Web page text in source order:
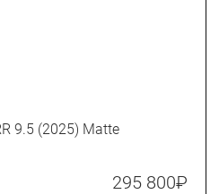
9.5 (2025) Matte
295 800₽